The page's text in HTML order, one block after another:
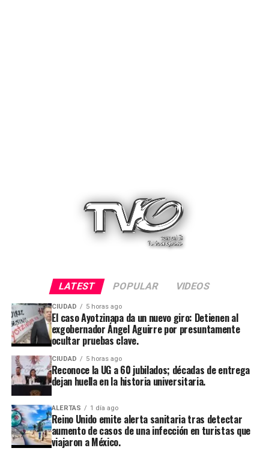
LATEST POPULAR VIDEOS
CIUDAD 5 horas ago
El caso Ayotzinapa da un nuevo giro: Detienen al
exgobernador Ángel Aguirre por presuntamente
ocultar pruebas clave.
CIUDAD 5 horas ago
Reconoce la UG a 60 jubilados; décadas de entrega
dejan huella en la historia universitaria.
ALERTAS 1 día ago
Reino Unido emite alerta sanitaria tras detectar
aumento de casos de una infección en turistas que
viajaron a México.